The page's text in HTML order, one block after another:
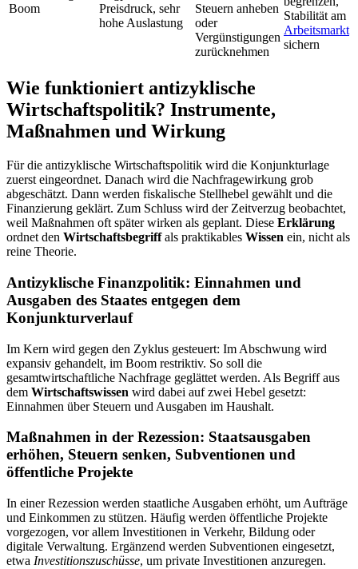
Boom
Preisdruck, sehr
hohe Auslastung
Steuern anheben
oder
Vergünstigungen
zurücknehmen
Stabilität am
Arbeitsmarkt
sichern
Wie funktioniert antizyklische
Wirtschaftspolitik? Instrumente,
Maßnahmen und Wirkung
Für die antizyklische Wirtschaftspolitik wird die Konjunkturlage
zuerst eingeordnet. Danach wird die Nachfragewirkung grob
abgeschätzt. Dann werden fiskalische Stellhebel gewählt und die
Finanzierung geklärt. Zum Schluss wird der Zeitverzug beobachtet,
weil Maßnahmen oft später wirken als geplant. Diese Erklärung
ordnet den Wirtschaftsbegriffals praktikables Wissen ein, nicht als
reine Theorie.
Antizyklische Finanzpolitik: Einnahmen und
Ausgaben des Staates entgegen dem
Konjunkturverlauf
Im Kern wird gegen den Zyklus gesteuert: Im Abschwung wird
expansiv gehandelt, im Boom restriktiv. So soll die
gesamtwirtschaftliche Nachfrage geglättet werden. Als Begriff aus
dem Wirtschaftswissen wird dabei auf zwei Hebel gesetzt:
Einnahmen über Steuern und Ausgaben im Haushalt.
Maßnahmen in der Rezession: Staatsausgaben
erhöhen, Steuern senken, Subventionen und
öffentliche Projekte
In einer Rezession werden staatliche Ausgaben erhöht, um Aufträge
und Einkommen zu stützen. Häufig werden öffentliche Projekte
vorgezogen, vor allem Investitionen in Verkehr, Bildung oder
digitale Verwaltung. Ergänzend werden Subventionen eingesetzt,
etwa Investitionszuschüsse, um private Investitionen anzuregen.